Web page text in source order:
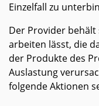
Einzelfall zu
Der Provider behält
arbeiten lässt, die
der Produkte des
Auslastung
folgende Aktionen